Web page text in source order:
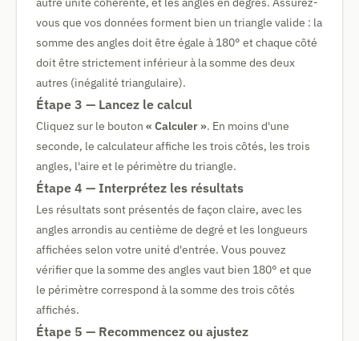
vous que vos données forment bien un triangle valide : la
somme des angles doit être égale à 180° et chaque côté
doit être strictement inférieur à la somme des deux
autres (inégalité triangulaire).
Étape 3 — Lancez le calcul
Cliquez sur le bouton « Calculer ». En moins d'une
seconde, le calculateur affiche les trois côtés, les trois
angles, l'aire et le périmètre du triangle.
Étape 4 — Interprétez les résultats
Les résultats sont présentés de façon claire, avec les
angles arrondis au centième de degré et les longueurs
affichées selon votre unité d'entrée. Vous pouvez
vérifier que la somme des angles vaut bien 180° et que
le périmètre correspond à la somme des trois côtés
affichés.
Étape 5 — Recommencez ou ajustez